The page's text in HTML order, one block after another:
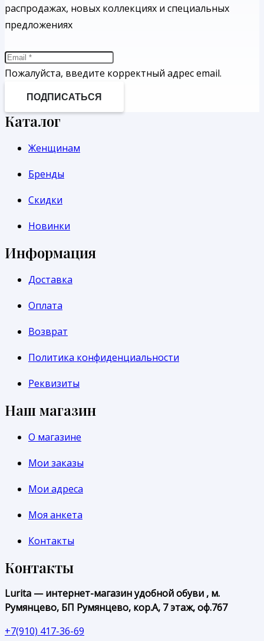
распродажах, новых коллекциях и специальных
предложениях
Пожалуйста, введите корректный адрес email.
ПОДПИСАТЬСЯ
Каталог
Женщинам
Бренды
Скидки
Новинки
Информация
Доставка
Оплата
Возврат
Политика конфиденциальности
Реквизиты
Наш магазин
О магазине
Мои заказы
Мои адреса
Моя анкета
Контакты
Контакты
Lurita — интернет-магазин удобной обуви , м.
Румянцево, БП Румянцево, кор.А, 7 этаж, оф.767
+7(910) 417-36-69